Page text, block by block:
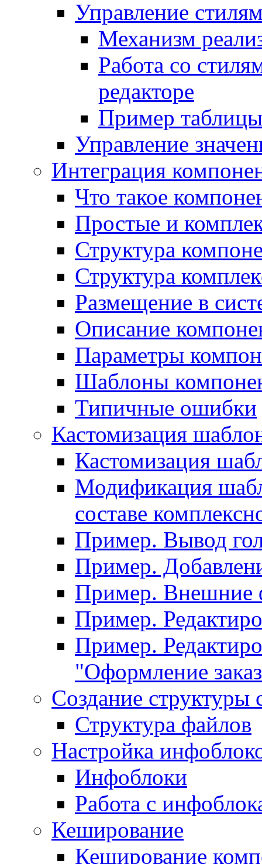
Управление
Механизм
Работа со
редакторе
Пример
Управление
Интеграция
Что такое
Простые и
Структура
Структура
Размещение в
Описание
Параметры
Шаблоны
Типичные ошибки
Кастомизация
Кастомизация
Модификация
составе
Пример. Вывод
Пример.
Пример. Внешние
Пример.
Пример.
"Оформление
Создание структуры
Структура файлов
Настройка
Инфоблоки
Работа с
Кеширование
Кеширование